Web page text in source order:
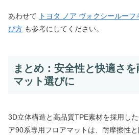
あわせて
トヨタ ノア ヴォクシールー
び方 も参考にしてください。
まとめ：安全性と快適さ
マット選びに
3D立体構造と高品質TPE素材を採用し
ア90系専用フロアマットは、耐摩擦性